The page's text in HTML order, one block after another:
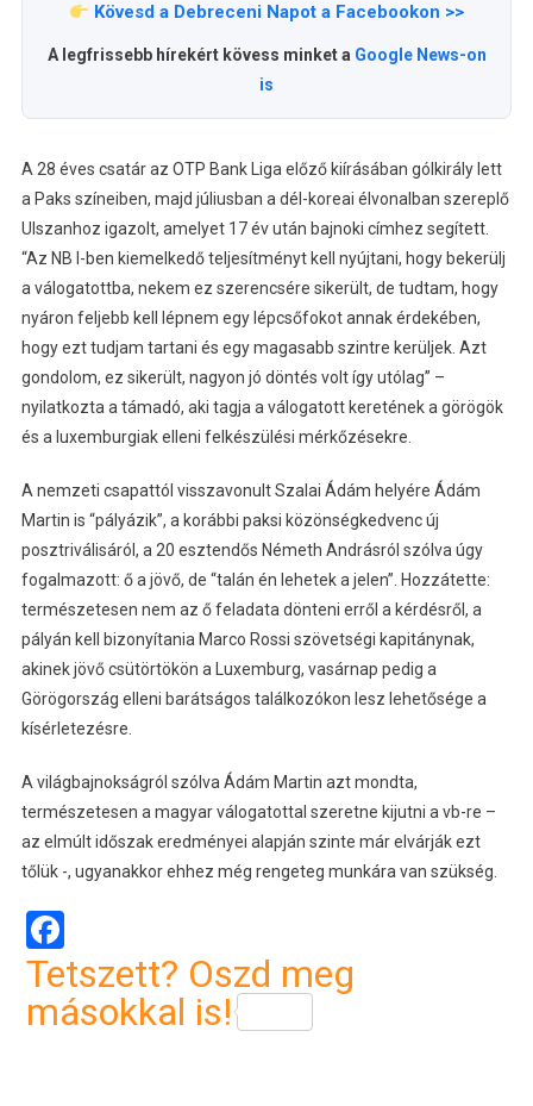
Kövesd a Debreceni Napot a Facebookon >>
A legfrissebb hírekért kövess minket a Google News-on
is
A 28 éves csatár az OTP Bank Liga előző kiírásában gólkirály lett
a Paks színeiben, majd júliusban a dél-koreai élvonalban szereplő
Ulszanhoz igazolt, amelyet 17 év után bajnoki címhez segített.
“Az NB I-ben kiemelkedő teljesítményt kell nyújtani, hogy bekerülj
a válogatottba, nekem ez szerencsére sikerült, de tudtam, hogy
nyáron feljebb kell lépnem egy lépcsőfokot annak érdekében,
hogy ezt tudjam tartani és egy magasabb szintre kerüljek. Azt
gondolom, ez sikerült, nagyon jó döntés volt így utólag” –
nyilatkozta a támadó, aki tagja a válogatott keretének a görögök
és a luxemburgiak elleni felkészülési mérkőzésekre.
A nemzeti csapattól visszavonult Szalai Ádám helyére Ádám
Martin is “pályázik”, a korábbi paksi közönségkedvenc új
posztriválisáról, a 20 esztendős Németh Andrásról szólva úgy
fogalmazott: ő a jövő, de “talán én lehetek a jelen”. Hozzátette:
természetesen nem az ő feladata dönteni erről a kérdésről, a
pályán kell bizonyítania Marco Rossi szövetségi kapitánynak,
akinek jövő csütörtökön a Luxemburg, vasárnap pedig a
Görögország elleni barátságos találkozókon lesz lehetősége a
kísérletezésre.
A világbajnokságról szólva Ádám Martin azt mondta,
természetesen a magyar válogatottal szeretne kijutni a vb-re –
az elmúlt időszak eredményei alapján szinte már elvárják ezt
tőlük -, ugyanakkor ehhez még rengeteg munkára van szükség.
Facebook
Tetszett? Oszd meg
másokkal is!